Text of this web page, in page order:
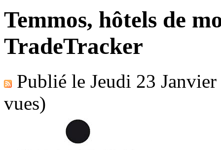
Temmos, hôtels de
TradeTracker
Publié le Jeudi 23
vues)